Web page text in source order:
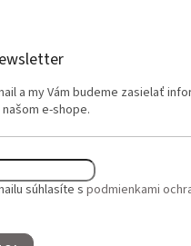
a my Vám budeme zasielať
e-shope.
súhlasíte s podmienkami